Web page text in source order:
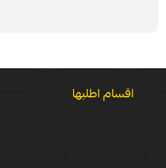
اقسام اطلبها